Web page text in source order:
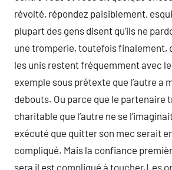
révolté, répondez paisiblement,
plupart des gens disent qu’ils ne
une tromperie, toutefois finalement,
les unis restent fréquemment avec
exemple sous prétexte que l’autre a
debouts. Ou parce que le partenaire
charitable que l’autre ne se
exécuté que quitter son mec serait
compliqué. Mais la confiance
sera il est compliqué à toucher.Les